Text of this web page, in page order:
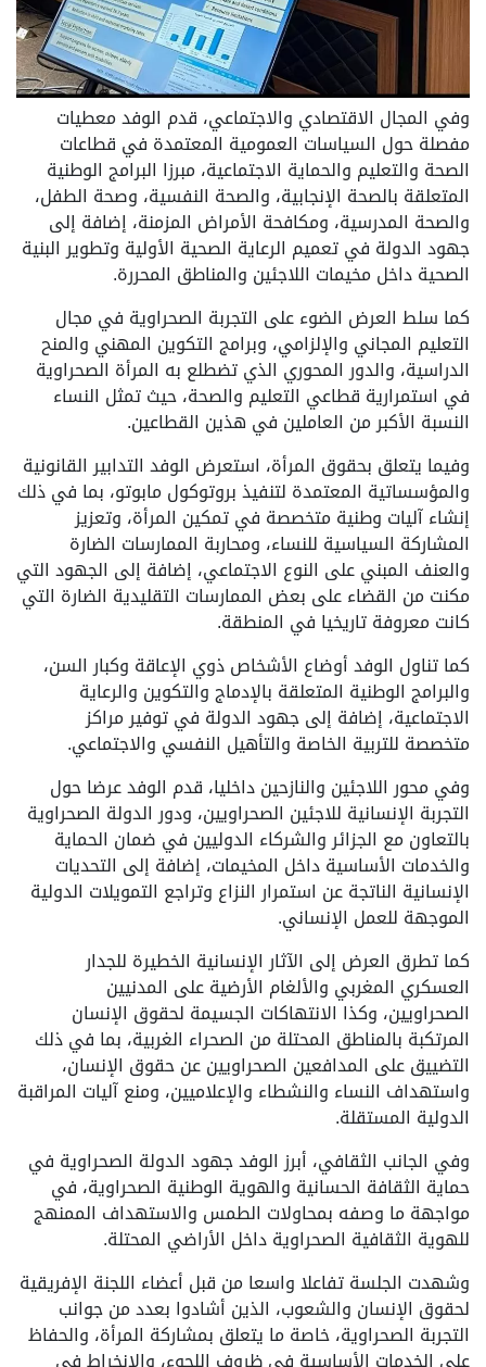
وفي المجال الاقتصادي والاجتماعي، قدم الوفد معطيات
مفصلة حول السياسات العمومية المعتمدة في قطاعات
الصحة والتعليم والحماية الاجتماعية، مبرزا البرامج الوطنية
المتعلقة بالصحة الإنجابية، والصحة النفسية، وصحة الطفل،
والصحة المدرسية، ومكافحة الأمراض المزمنة، إضافة إلى
جهود الدولة في تعميم الرعاية الصحية الأولية وتطوير البنية
الصحية داخل مخيمات اللاجئين والمناطق المحررة.
كما سلط العرض الضوء على التجربة الصحراوية في مجال
التعليم المجاني والإلزامي، وبرامج التكوين المهني والمنح
الدراسية، والدور المحوري الذي تضطلع به المرأة الصحراوية
في استمرارية قطاعي التعليم والصحة، حيث تمثل النساء
النسبة الأكبر من العاملين في هذين القطاعين.
وفيما يتعلق بحقوق المرأة، استعرض الوفد التدابير القانونية
والمؤسساتية المعتمدة لتنفيذ بروتوكول مابوتو، بما في ذلك
إنشاء آليات وطنية متخصصة في تمكين المرأة، وتعزيز
المشاركة السياسية للنساء، ومحاربة الممارسات الضارة
والعنف المبني على النوع الاجتماعي، إضافة إلى الجهود التي
مكنت من القضاء على بعض الممارسات التقليدية الضارة التي
كانت معروفة تاريخيا في المنطقة.
كما تناول الوفد أوضاع الأشخاص ذوي الإعاقة وكبار السن،
والبرامج الوطنية المتعلقة بالإدماج والتكوين والرعاية
الاجتماعية، إضافة إلى جهود الدولة في توفير مراكز
متخصصة للتربية الخاصة والتأهيل النفسي والاجتماعي.
وفي محور اللاجئين والنازحين داخليا، قدم الوفد عرضا حول
التجربة الإنسانية للاجئين الصحراويين، ودور الدولة الصحراوية
بالتعاون مع الجزائر والشركاء الدوليين في ضمان الحماية
والخدمات الأساسية داخل المخيمات، إضافة إلى التحديات
الإنسانية الناتجة عن استمرار النزاع وتراجع التمويلات الدولية
الموجهة للعمل الإنساني.
كما تطرق العرض إلى الآثار الإنسانية الخطيرة للجدار
العسكري المغربي والألغام الأرضية على المدنيين
الصحراويين، وكذا الانتهاكات الجسيمة لحقوق الإنسان
المرتكبة بالمناطق المحتلة من الصحراء الغربية، بما في ذلك
التضييق على المدافعين الصحراويين عن حقوق الإنسان،
واستهداف النساء والنشطاء والإعلاميين، ومنع آليات المراقبة
الدولية المستقلة.
وفي الجانب الثقافي، أبرز الوفد جهود الدولة الصحراوية في
حماية الثقافة الحسانية والهوية الوطنية الصحراوية، في
مواجهة ما وصفه بمحاولات الطمس والاستهداف الممنهج
للهوية الثقافية الصحراوية داخل الأراضي المحتلة.
وشهدت الجلسة تفاعلا واسعا من قبل أعضاء اللجنة الإفريقية
لحقوق الإنسان والشعوب، الذين أشادوا بعدد من جوانب
التجربة الصحراوية، خاصة ما يتعلق بمشاركة المرأة، والحفاظ